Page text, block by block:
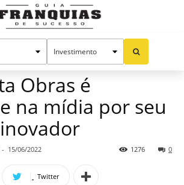
Publieditorial
Obras é
na mídia por seu
- 15/06/2022 0
1276
Twitter